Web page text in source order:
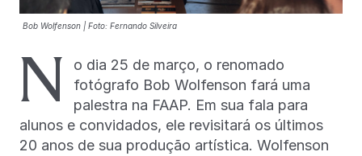
Bob Wolfenson | Foto: Fernando Silveira
N
o dia 25 de março, o renomado
fotógrafo Bob Wolfenson fará uma
palestra na FAAP. Em sua fala para
alunos e convidados, ele revisitará os últimos
20 anos de sua produção artística. Wolfenson